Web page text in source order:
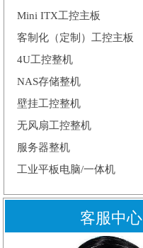
客服中心
Mini ITX工控主板
客制化（定制）工控主板
4U工控整机
NAS存储整机
壁挂工控整机
无风扇工控整机
服务器整机
工业平板电脑/一体机